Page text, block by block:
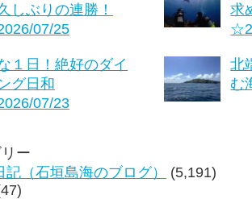
しぶりの連勝！
07/25
求
１日！絶好のダイ
グ日和
07/23
北
む
ー
記（石垣島海のブログ）
(5,191)